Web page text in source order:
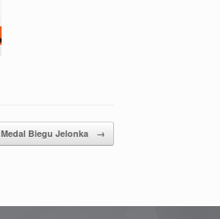
Medal Biegu Jelonka →